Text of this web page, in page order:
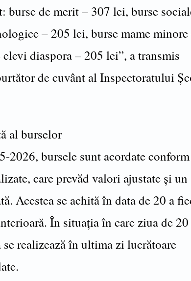
burse de merit – 307 lei, burse
– 205 lei, burse mame
diaspora – 205 lei”, a transmis
de cuvânt al Inspectoratului
al burselor
2026, bursele sunt acordate
care prevăd valori ajustate și un
Acestea se achită în data de 20 a
În situația în care ziua de 20
realizează în ultima zi lucrătoare